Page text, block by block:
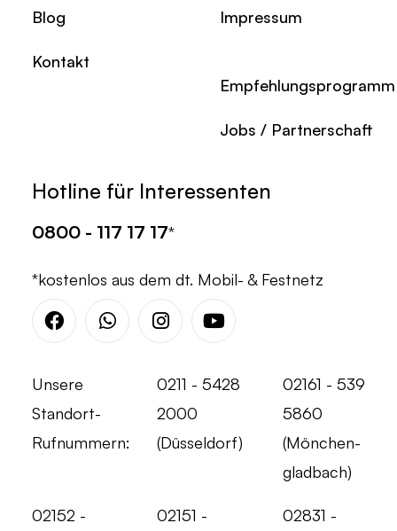
Blog
Kontakt
Impressum
Empfehlungsprogramm
Jobs / Partnerschaft
Hotline für Interessenten
0800 - 117 17 17*
*kostenlos aus dem dt. Mobil- & Festnetz
FacebookWhatsappInstagramYoutube
Unsere
Standort-
Rufnummern:
0211 - 5428
2000
(Düsseldorf)
02161 - 539
5860
(Mönchen-
gladbach)
02152 - 02151 - 02831 -